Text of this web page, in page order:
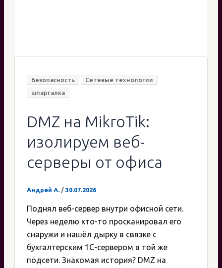
Безопасность
Сетевые технологии
шпаргалка
DMZ на MikroTik:
изолируем веб-
серверы от офиса
Андрей А. / 30.07.2026
Поднял веб-сервер внутри офисной сети.
Через неделю кто-то просканировал его
снаружи и нашёл дырку в связке с
бухгалтерским 1С-сервером в той же
подсети. Знакомая история? DMZ на